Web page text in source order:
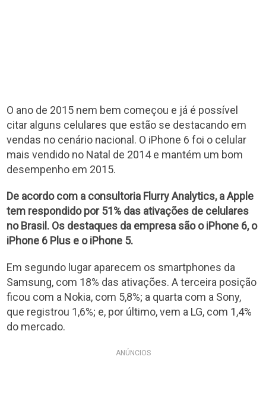
O ano de 2015 nem bem começou e já é possível
citar alguns celulares que estão se destacando em
vendas no cenário nacional. O iPhone 6 foi o celular
mais vendido no Natal de 2014 e mantém um bom
desempenho em 2015.
De acordo com a consultoria Flurry Analytics, a Apple
tem respondido por 51% das ativações de celulares
no Brasil. Os destaques da empresa são o iPhone 6, o
iPhone 6 Plus e o iPhone 5.
Em segundo lugar aparecem os smartphones da
Samsung, com 18% das ativações. A terceira posição
ficou com a Nokia, com 5,8%; a quarta com a Sony,
que registrou 1,6%; e, por último, vem a LG, com 1,4%
do mercado.
ANÚNCIOS